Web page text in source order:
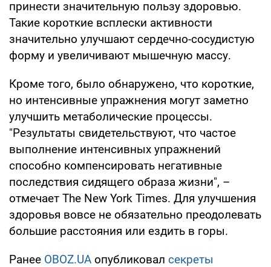
принести значительную пользу здоровью.
Такие короткие всплески активности
значительно улучшают сердечно-сосудистую
форму и увеличивают мышечную массу.
Кроме того, было обнаружено, что короткие,
но интенсивные упражнения могут заметно
улучшить метаболические процессы.
"Результаты свидетельствуют, что частое
выполнение интенсивных упражнений
способно компенсировать негативные
последствия сидящего образа жизни", –
отмечает The New York Times. Для улучшения
здоровья вовсе не обязательно преодолевать
большие расстояния или ездить в горы.
Ранее OBOZ.UA опубликовал секреты